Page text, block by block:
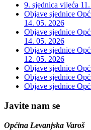
9. sjednica vijeća
Objave sjednice
14. 05. 2026
Objave sjednice
14. 05. 2026
Objave sjednice
12. 05. 2026
Objave sjednice
Objave sjednice
Objave sjednice
Javite nam se
Općina Levanjska Varoš